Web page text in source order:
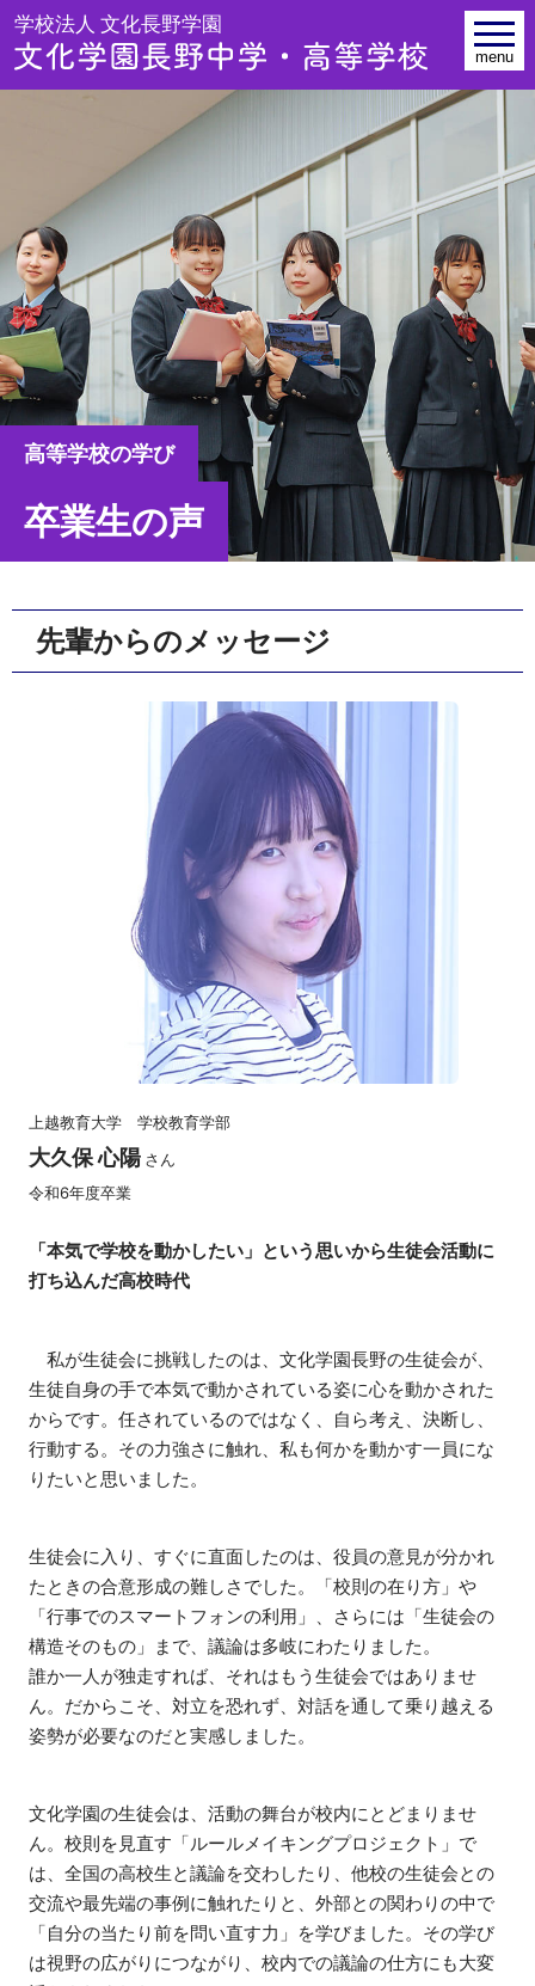
学校法人toggle
menu
高等学校の学び
卒業生の声
先輩からのメッセージ
上越教育大学 学校教育学部
大久保 心陽 さん
令和6年度卒業
「本気で学校を動かしたい」という思いから生徒会活動に
打ち込んだ高校時代
私が生徒会に挑戦したのは、文化学園長野の生徒会が、
生徒自身の手で本気で動かされている姿に心を動かされた
からです。任されているのではなく、自ら考え、決断し、
行動する。その力強さに触れ、私も何かを動かす一員にな
りたいと思いました。
生徒会に入り、すぐに直面したのは、役員の意見が分かれ
たときの合意形成の難しさでした。「校則の在り方」や
「行事でのスマートフォンの利用」、さらには「生徒会の
構造そのもの」まで、議論は多岐にわたりました。
誰か一人が独走すれば、それはもう生徒会ではありませ
ん。だからこそ、対立を恐れず、対話を通して乗り越える
姿勢が必要なのだと実感しました。
文化学園の生徒会は、活動の舞台が校内にとどまりませ
ん。校則を見直す「ルールメイキングプロジェクト」で
は、全国の高校生と議論を交わしたり、他校の生徒会との
交流や最先端の事例に触れたりと、外部との関わりの中で
「自分の当たり前を問い直す力」を学びました。その学び
は視野の広がりにつながり、校内での議論の仕方にも大変